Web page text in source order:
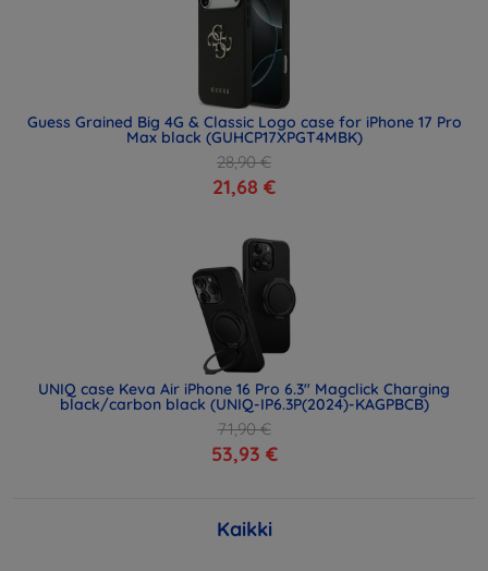
Guess Grained Big 4G & Classic Logo case for iPhone 17 Pro
Max black (GUHCP17XPGT4MBK)
28,90 €
21,68 €
UNIQ case Keva Air iPhone 16 Pro 6.3" Magclick Charging
black/carbon black (UNIQ-IP6.3P(2024)-KAGPBCB)
71,90 €
53,93 €
Kaikki